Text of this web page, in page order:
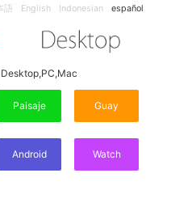
語 English Indonesian español
Paisaje Guay
Android Watch